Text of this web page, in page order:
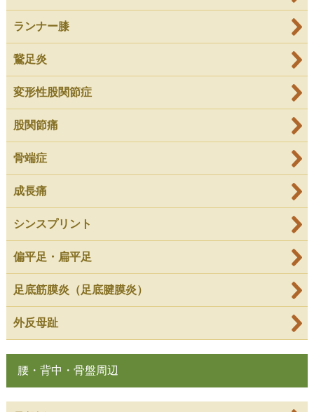
ランナー膝
鵞足炎
変形性股関節症
股関節痛
骨端症
成長痛
シンスプリント
偏平足・扁平足
足底筋膜炎（足底腱膜炎）
外反母趾
腰・背中・骨盤周辺